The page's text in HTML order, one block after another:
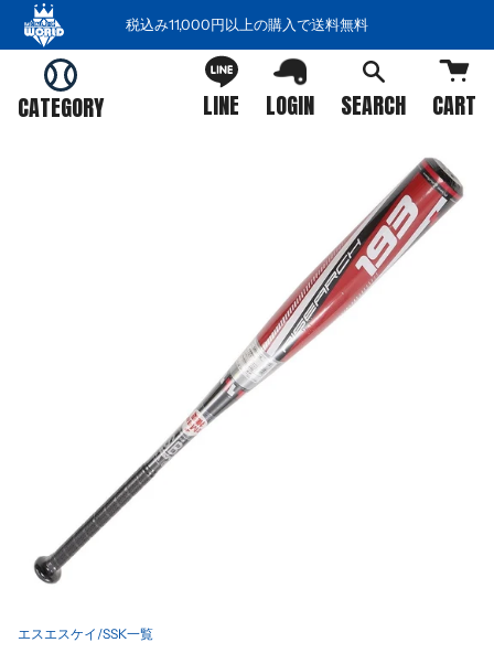
税込み11,000円以上の購入で送料無料
CATEGORY LINE LOGIN SEARCH CART
エスエスケイ/SSK一覧